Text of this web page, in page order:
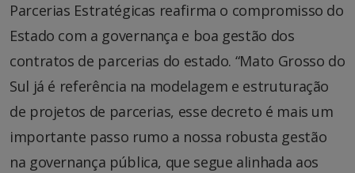
Parcerias Estratégicas reafirma o compromisso do
Estado com a governança e boa gestão dos
contratos de parcerias do estado. “Mato Grosso do
Sul já é referência na modelagem e estruturação
de projetos de parcerias, esse decreto é mais um
importante passo rumo a nossa robusta gestão
na governança pública, que segue alinhada aos